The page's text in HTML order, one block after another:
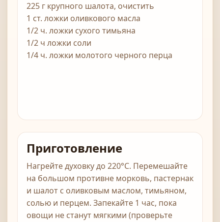
225 г крупного шалота, очистить
1 ст. ложки оливкового масла
1/2 ч. ложки сухого тимьяна
1/2 ч ложки соли
1/4 ч. ложки молотого черного перца
Приготовление
Нагрейте духовку до 220°С. Перемешайте
на большом противне морковь, пастернак
и шалот с оливковым маслом, тимьяном,
солью и перцем. Запекайте 1 час, пока
овощи не станут мягкими (проверьте